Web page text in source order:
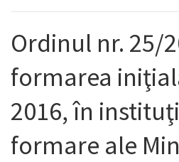
Ordinul nr. 25/
formarea
2016, în
formare ale